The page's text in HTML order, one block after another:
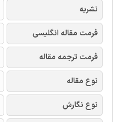
نشریه
فرمت مقاله انگلیسی
فرمت ترجمه مقاله
نوع مقاله
نوع نگارش